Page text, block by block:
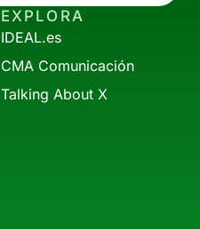
EXPLORA
IDEAL.es
CMA Comunicación
Talking About X